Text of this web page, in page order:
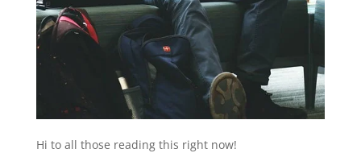
Hi to all those reading this right now!